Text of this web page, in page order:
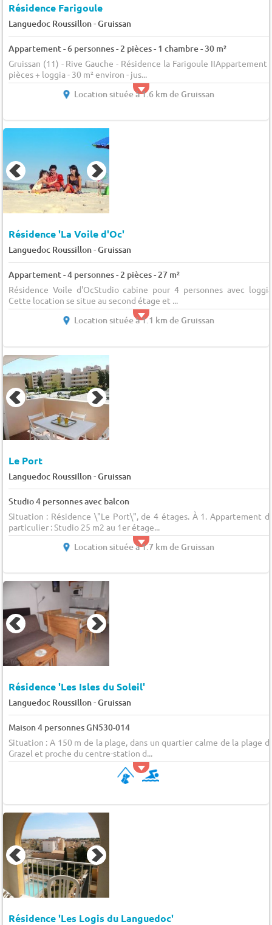
Résidence Farigoule
Languedoc Roussillon-Gruissan
Appartement - 6 personnes - 2 pièces - 1 chambre - 30 m²
Gruissan (11) - Rive Gauche - Résidence la Farigoule IIAppartement
pièces + loggia - 30 m² environ - jus...
Location située à 1.6 km de Gruissan
Résidence 'La Voile d'Oc'
Languedoc Roussillon-Gruissan
Appartement - 4 personnes - 2 pièces - 27 m²
Résidence Voile d'OcStudio cabine pour 4 personnes avec
Cette location se situe au second étage et ...
Location située à 1.1 km de Gruissan
Le Port
Languedoc Roussillon-Gruissan
Studio 4 personnes avec balcon
Situation : Résidence \"Le Port\", de 4 étages. À 1. Appartement
particulier : Studio 25 m2 au 1er étage...
Location située à 1.7 km de Gruissan
Résidence 'Les Isles du Soleil'
Languedoc Roussillon-Gruissan
Maison 4 personnes GN530-014
Situation : A 150 m de la plage, dans un quartier calme de la plage
Grazel et proche du centre-station d...
Résidence 'Les Logis du Languedoc'